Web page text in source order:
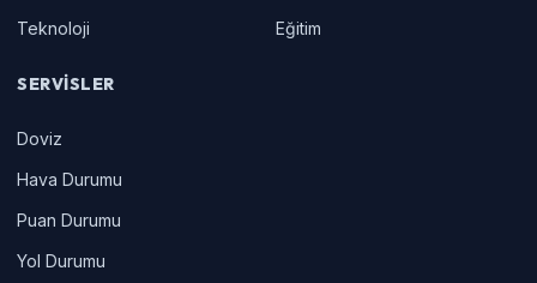
Teknoloji
Eğitim
SERVISLER
Doviz
Hava Durumu
Puan Durumu
Yol Durumu